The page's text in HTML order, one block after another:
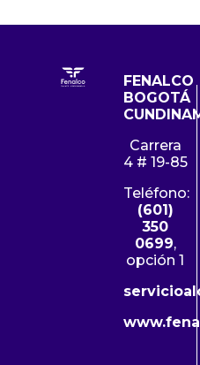
FENALCO
BOGOTÁ
Carrera
4 # 19-85
Teléfono:
(601)
350
0699,
opción 1